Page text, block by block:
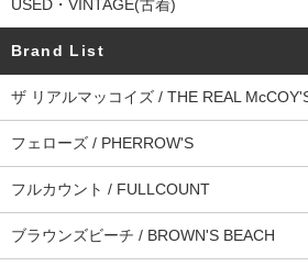
USED・VINTAGE(古着)
Brand List
ザ リアルマッコイズ / THE REAL
フェローズ / PHERROW'S
フルカウント / FULLCOUNT
ブラウンズビーチ / BROWN'S BEACH